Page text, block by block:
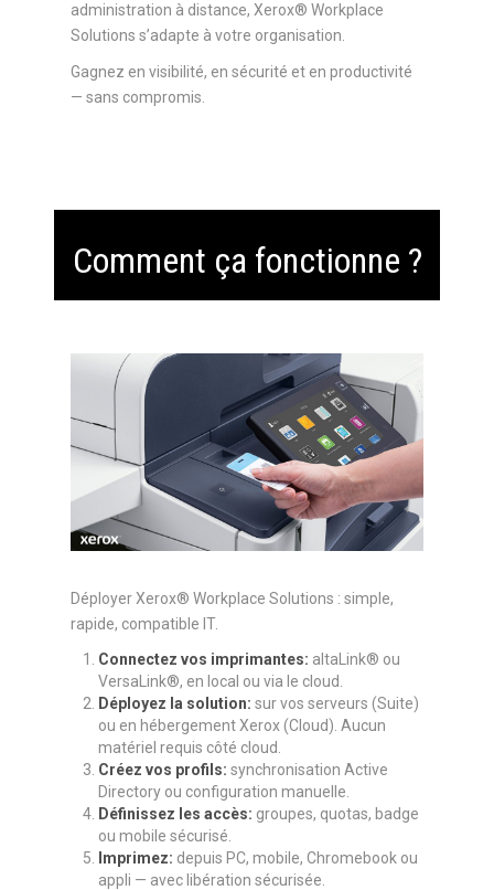
administration à distance, Xerox® Workplace
Solutions s’adapte à votre organisation.
Gagnez en visibilité, en sécurité et en productivité
— sans compromis.
Comment ça fonctionne ?
Déployer Xerox® Workplace Solutions : simple,
rapide, compatible IT.
Connectez vos imprimantes: altaLink® ou
VersaLink®, en local ou via le cloud.
Déployez la solution: sur vos serveurs (Suite)
ou en hébergement Xerox (Cloud). Aucun
matériel requis côté cloud.
Créez vos profils: synchronisation Active
Directory ou configuration manuelle.
Définissez les accès: groupes, quotas, badge
ou mobile sécurisé.
Imprimez: depuis PC, mobile, Chromebook ou
appli — avec libération sécurisée.